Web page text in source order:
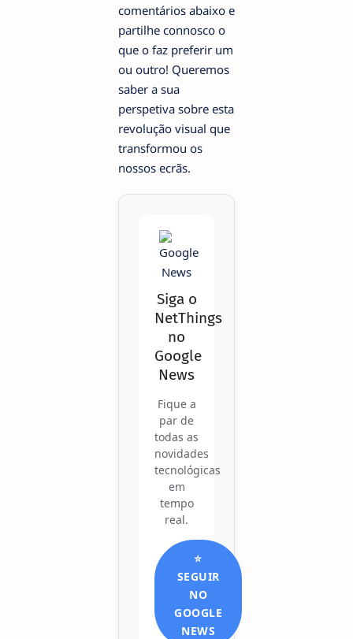
comentários abaixo e
partilhe connosco o
que o faz preferir um
ou outro! Queremos
saber a sua
perspetiva sobre esta
revolução visual que
transformou os
nossos ecrãs.
Siga o
NetThings
no
Google
News
Fique a
par de
todas as
novidades
tecnológicas
em
tempo
real.
⭐
SEGUIR
NO
GOOGLE
NEWS